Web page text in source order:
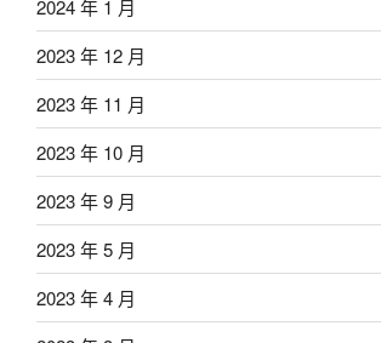
2024 年 1 月
2023 年 12 月
2023 年 11 月
2023 年 10 月
2023 年 9 月
2023 年 5 月
2023 年 4 月